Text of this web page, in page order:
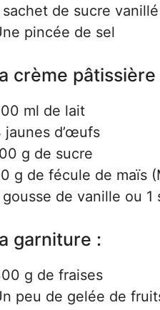
sachet de sucre vanillé
pincée de sel
crème pâtissière
ml de lait
jaunes d’œufs
g de sucre
g de fécule de maïs
gousse de vanille ou
garniture :
g de fraises
peu de gelée de